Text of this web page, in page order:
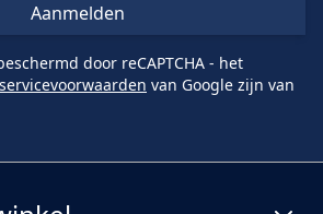
Aanmelden
door reCAPTCHA - het
servicevoorwaarden van Google zijn van